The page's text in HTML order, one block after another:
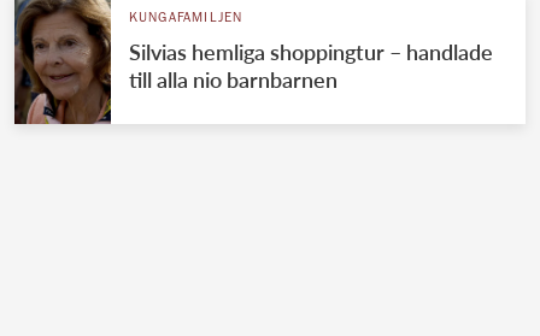
KUNGAFAMILJEN
Silvias hemliga shoppingtur – handlade
till alla nio barnbarnen